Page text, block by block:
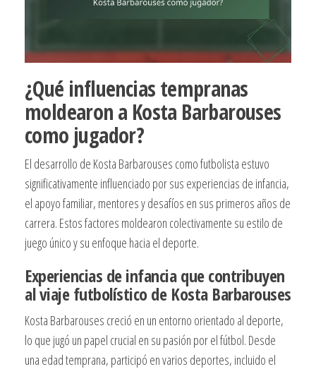
¿Qué influencias tempranas
moldearon a Kosta Barbarouses
como jugador?
El desarrollo de Kosta Barbarouses como futbolista estuvo
significativamente influenciado por sus experiencias de infancia,
el apoyo familiar, mentores y desafíos en sus primeros años de
carrera. Estos factores moldearon colectivamente su estilo de
juego único y su enfoque hacia el deporte.
Experiencias de infancia que contribuyen
al viaje futbolístico de Kosta Barbarouses
Kosta Barbarouses creció en un entorno orientado al deporte,
lo que jugó un papel crucial en su pasión por el fútbol. Desde
una edad temprana, participó en varios deportes, incluido el